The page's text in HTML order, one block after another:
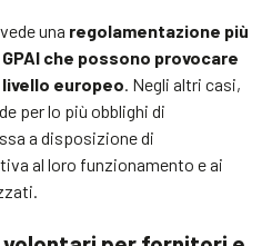
una regolamentazione più
che possono provocare
europeo. Negli altri casi,
per lo più obblighi di
a disposizione di
al loro funzionamento e ai